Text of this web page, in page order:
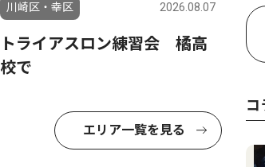
川崎区・幸区 2026.08.07
トライアスロン練習会 橘高
校で
エリア一覧を見る
コ